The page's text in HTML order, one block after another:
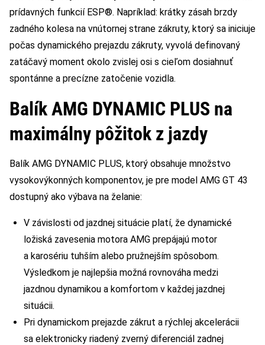
prídavných funkcií ESP®. Napríklad: krátky zásah brzdy
zadného kolesa na vnútornej strane zákruty, ktorý sa iniciuje
počas dynamického prejazdu zákruty, vyvolá definovaný
zatáčavý moment okolo zvislej osi s cieľom dosiahnuť
spontánne a precízne zatočenie vozidla.
Balík AMG DYNAMIC PLUS na
maximálny pôžitok z jazdy
Balík AMG DYNAMIC PLUS, ktorý obsahuje množstvo
vysokovýkonných komponentov, je pre model AMG GT 43
dostupný ako výbava na želanie:
V závislosti od jazdnej situácie platí, že dynamické
ložiská zavesenia motora AMG prepájajú motor
a karosériu tuhším alebo pružnejším spôsobom.
Výsledkom je najlepšia možná rovnováha medzi
jazdnou dynamikou a komfortom v každej jazdnej
situácii.
Pri dynamickom prejazde zákrut a rýchlej akcelerácii
sa elektronicky riadený zverný diferenciál zadnej